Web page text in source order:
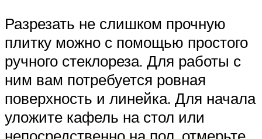
Разрезать не слишком прочную
плитку можно с помощью простого
ручного стеклореза. Для работы с
ним вам потребуется ровная
поверхность и линейка. Для начала
уложите кафель на стол или